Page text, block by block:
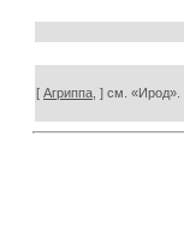
[ Агриппа, ] см. «Ирод».